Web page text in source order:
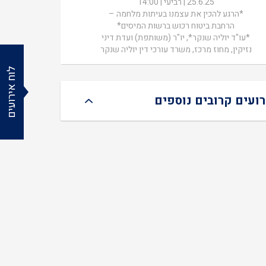
*הרגע להכין את עצמנו בעיתות מלחמה –
הרחבת ביטוח רכוש ברשות המיסים*
*עו"ד יוליה שנקר*, יו"ר (משותפת) ועדת דיני
נזיקין, מחוז מרכז, משרד עורכי דין יוליה שנקר
קרובים נוספים לוח אירועים